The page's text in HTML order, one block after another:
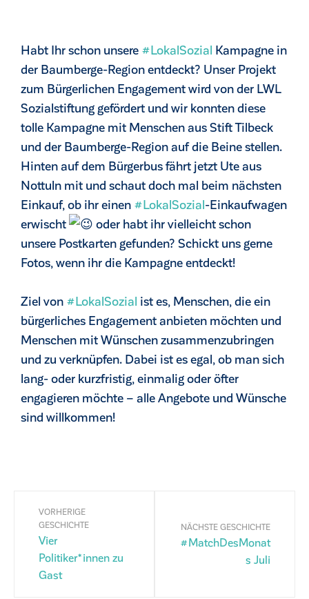
Habt Ihr schon unsere #LokalSozial Kampagne in
der Baumberge-Region entdeckt? Unser Projekt
zum Bürgerlichen Engagement wird von der LWL
Sozialstiftung gefördert und wir konnten diese
tolle Kampagne mit Menschen aus Stift Tilbeck
und der Baumberge-Region auf die Beine stellen.
Hinten auf dem Bürgerbus fährt jetzt Ute aus
Nottuln mit und schaut doch mal beim nächsten
Einkauf, ob ihr einen #LokalSozial-Einkaufwagen
erwischt
oder habt ihr vielleicht schon
unsere Postkarten gefunden? Schickt uns gerne
Fotos, wenn ihr die Kampagne entdeckt!
Ziel von #LokalSozial ist es, Menschen, die ein
bürgerliches Engagement anbieten möchten und
Menschen mit Wünschen zusammenzubringen
und zu verknüpfen. Dabei ist es egal, ob man sich
lang- oder kurzfristig, einmalig oder öfter
engagieren möchte – alle Angebote und Wünsche
sind willkommen!
VORHERIGE
GESCHICHTE
Vier
Politiker*innen zu
Gast
NÄCHSTE GESCHICHTE
#MatchDesMonat
s Juli